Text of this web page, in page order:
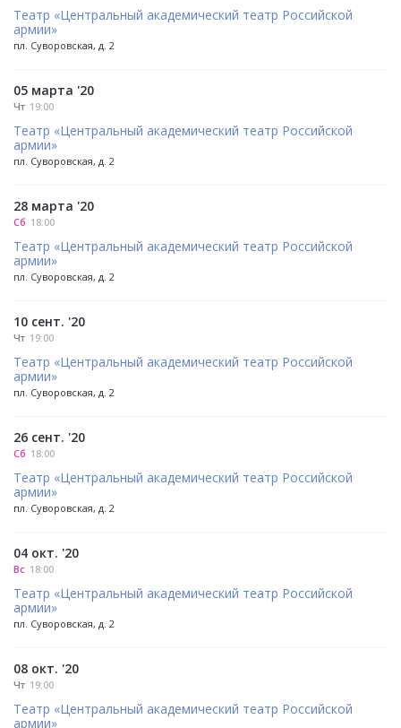
Театр «Центральный академический театр Российской
армии»
пл. Суворовская, д. 2
05 марта '20
Чт 19:00
Театр «Центральный академический театр Российской
армии»
пл. Суворовская, д. 2
28 марта '20
Сб 18:00
Театр «Центральный академический театр Российской
армии»
пл. Суворовская, д. 2
10 сент. '20
Чт 19:00
Театр «Центральный академический театр Российской
армии»
пл. Суворовская, д. 2
26 сент. '20
Сб 18:00
Театр «Центральный академический театр Российской
армии»
пл. Суворовская, д. 2
04 окт. '20
Вс 18:00
Театр «Центральный академический театр Российской
армии»
пл. Суворовская, д. 2
08 окт. '20
Чт 19:00
Театр «Центральный академический театр Российской
армии»